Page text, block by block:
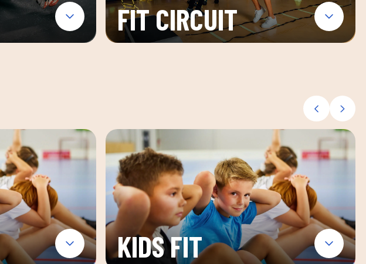
FIT CIRCUIT
KIDS FIT